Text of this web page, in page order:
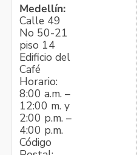
Medellín:
Calle 49
No 50-21
piso 14
Edificio del
Café
Horario:
8:00 a.m. –
12:00 m. y
2:00 p.m. –
4:00 p.m.
Código